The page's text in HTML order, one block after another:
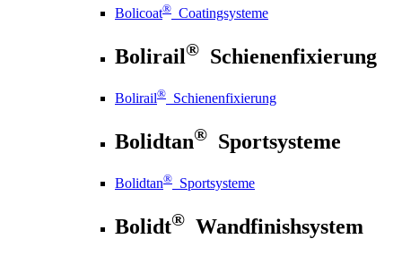
Bolicoat® Coatingsysteme
Bolirail® Schienenfixierung
Bolirail® Schienenfixierung
Bolidtan® Sportsysteme
Bolidtan® Sportsysteme
Bolidt® Wandfinishsystem